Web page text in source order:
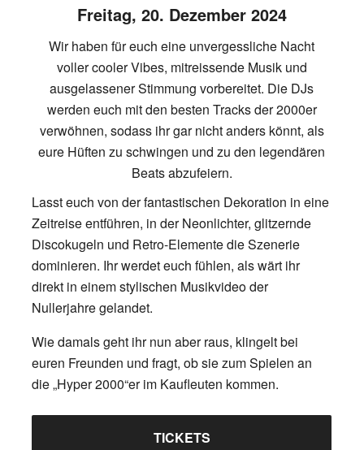
Freitag, 20. Dezember 2024
Wir haben für euch eine unvergessliche Nacht
voller cooler Vibes, mitreissende Musik und
ausgelassener Stimmung vorbereitet. Die DJs
werden euch mit den besten Tracks der 2000er
verwöhnen, sodass ihr gar nicht anders könnt, als
eure Hüften zu schwingen und zu den legendären
Beats abzufeiern.
Lasst euch von der fantastischen Dekoration in eine
Zeitreise entführen, in der Neonlichter, glitzernde
Discokugeln und Retro-Elemente die Szenerie
dominieren. Ihr werdet euch fühlen, als wärt ihr
direkt in einem stylischen Musikvideo der
Nullerjahre gelandet.
Wie damals geht ihr nun aber raus, klingelt bei
euren Freunden und fragt, ob sie zum Spielen an
die „Hyper 2000“er im Kaufleuten kommen.
TICKETS